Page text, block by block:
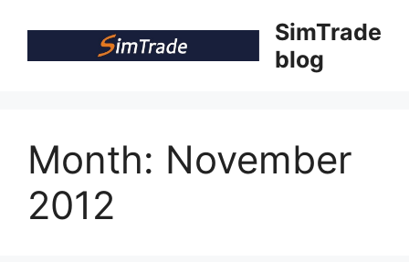
SimTrade
blog
Month: November
2012